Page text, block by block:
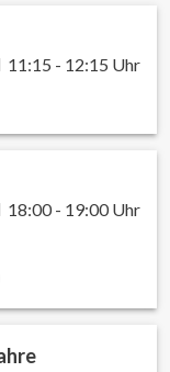
11:15 - 12:15 Uhr
18:00 - 19:00 Uhr